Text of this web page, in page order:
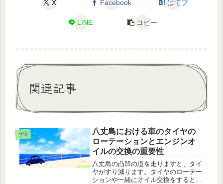
X Facebook はてブ
LINE コピー
関連記事
生活
八丈島における車のタイヤの
ローテーションとエンジンオ
イルの交換の重要性
八丈島の凸凹の道を走りますと、タイ
ヤがすり減ります。タイヤのローテー
ションや一緒にオイル交換をすると車